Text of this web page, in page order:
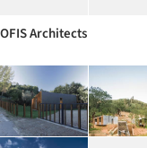
OFIS Architects